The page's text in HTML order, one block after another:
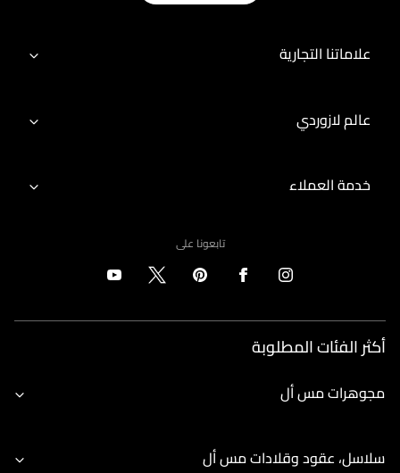
علاماتنا التجارية
عالم لازوردي
خدمة العملاء
تابعونا على
أكثر الفئات المطلوبة
مجوهرات مس أل
سلاسل، عقود وقلادات مس أل